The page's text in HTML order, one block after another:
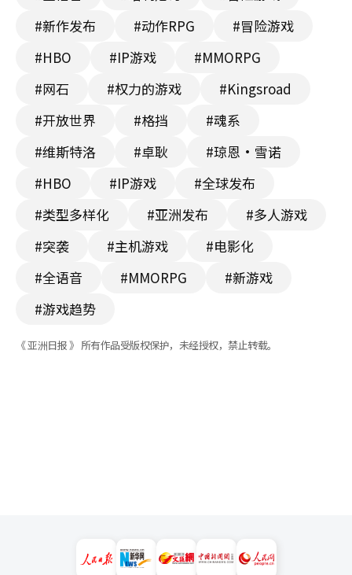
#新作发布
#动作RPG
#冒险游戏
#HBO
#IP游戏
#MMORPG
#网石
#权力的游戏
#Kingsroad
#开放世界
#格挡
#魂系
#维斯特洛
#卓耿
#琼恩·雪诺
#HBO
#IP游戏
#全球发布
#类型多样化
#亚洲发布
#多人游戏
#突袭
#主机游戏
#电影化
#全语音
#MMORPG
#新游戏
#游戏趋势
《 亚洲日报 》 所有作品受版权保护，未经授权，禁止转载。